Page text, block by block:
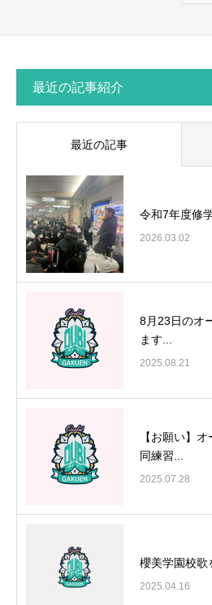
最近の記事紹介
最近の記事
令和7年度修
2026.03.02
8月23日のオ
ます...
2025.08.21
【お願い】
同練習...
2025.07.28
櫻美学園校歌
2025.04.16